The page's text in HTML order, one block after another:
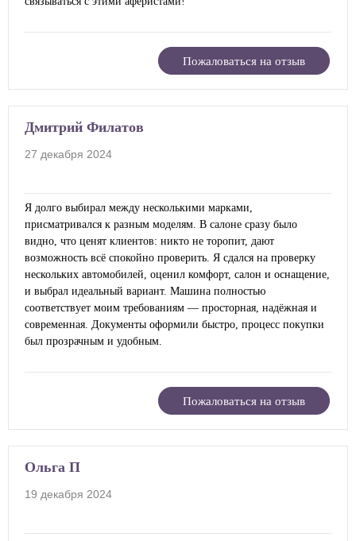
Пожаловаться на отзыв
Дмитрий Филатов
27 декабря 2024
Я долго выбирал между несколькими марками,
присматривался к разным моделям. В салоне сразу было
видно, что ценят клиентов: никто не торопит, дают
возможность всё спокойно проверить. Я сдался на проверку
нескольких автомобилей, оценил комфорт, салон и оснащение,
и выбрал идеальный вариант. Машина полностью
соответствует моим требованиям — просторная, надёжная и
современная. Документы оформили быстро, процесс покупки
был прозрачным и удобным.
Пожаловаться на отзыв
Ольга П
19 декабря 2024